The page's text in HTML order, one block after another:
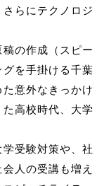
らにテクノロジ
の作成（スピー
を手掛ける千葉
意外なきっかけ
高校時代、大学
受験対策や、社
人の受講も増え